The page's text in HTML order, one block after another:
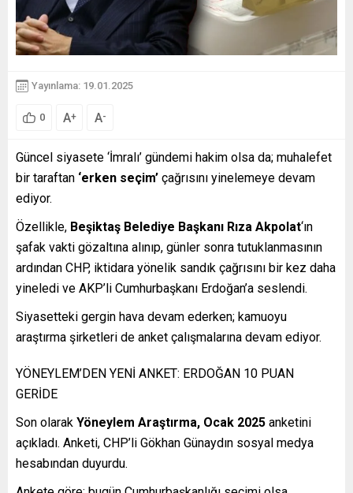
Yayınlama: 19.01.2025
0 A+ A-
Güncel siyasete ‘İmralı’ gündemi hakim olsa da; muhalefet
bir taraftan ‘erken seçim’ çağrısını yinelemeye devam
ediyor.
Özellikle, Beşiktaş Belediye Başkanı Rıza Akpolat‘ın
şafak vakti gözaltına alınıp, günler sonra tutuklanmasının
ardından CHP, iktidara yönelik sandık çağrısını bir kez daha
yineledi ve AKP’li Cumhurbaşkanı Erdoğan’a seslendi.
Siyasetteki gergin hava devam ederken; kamuoyu
araştırma şirketleri de anket çalışmalarına devam ediyor.
YÖNEYLEM’DEN YENİ ANKET: ERDOĞAN 10 PUAN
GERİDE
Son olarak Yöneylem Araştırma, Ocak 2025 anketini
açıkladı. Anketi, CHP’li Gökhan Günaydın sosyal medya
hesabından duyurdu.